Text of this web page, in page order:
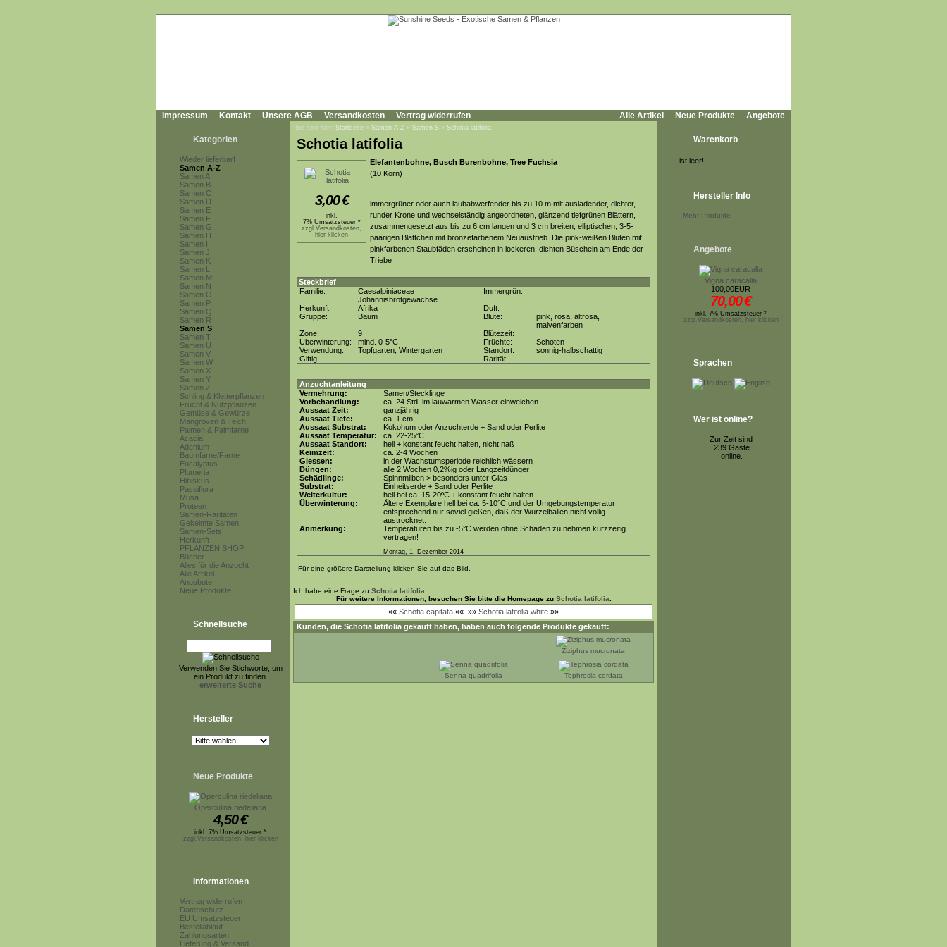
Impressum Kontakt Unsere AGB Versandkosten Vertrag widerrufen Alle Artikel Neue Produkte Angebote
Kategorien
Wieder lieferbar!
Samen A-Z
Samen A
Samen B
Samen C
Samen D
Samen E
Samen F
Samen G
Samen H
Samen I
Samen J
Samen K
Samen L
Samen M
Samen N
Samen O
Samen P
Samen Q
Samen R
Samen S
Samen T
Samen U
Samen V
Samen W
Samen X
Samen Y
Samen Z
Schling & Kletterpflanzen
Frucht & Nutzpflanzen
Gemüse & Gewürze
Mangroven & Teich
Palmen & Palmfarne
Acacia
Adenium
Baumfarne/Farne
Eucalyptus
Plumeria
Hibiskus
Passiflora
Musa
Proteen
Samen-Raritäten
Gekeimte Samen
Samen-Sets
Herkunft
PFLANZEN SHOP
Bücher
Alles für die Anzucht
Alle Artikel
Angebote
Neue Produkte
Schnellsuche
Verwenden Sie Stichworte, um
ein Produkt zu finden.
erweiterte Suche
Hersteller
Neue Produkte
Operculina riedeliana
4,50€
inkl. 7% Umsatzsteuer *
zzgl.Versandkosten, hier klicken
Informationen
Vertrag widerrufen
Datenschutz
EU Umsatzsteuer
Bestellablauf
Zahlungsarten
Lieferung & Versand
Sie sind hier: Startseite » Samen A-Z » Samen S » Schotia latifolia
Schotia latifolia
3,00€
inkl.
7% Umsatzsteuer *
zzgl.Versandkosten,
hier klicken
Elefantenbohne, Busch Burenbohne, Tree Fuchsia
(10 Korn)
immergrüner oder auch laubabwerfender bis zu 10 m mit ausladender, dichter,
runder Krone und wechselständig angeordneten, glänzend tiefgrünen Blättern,
zusammengesetzt aus bis zu 6 cm langen und 3 cm breiten, elliptischen, 3-5-
paarigen Blättchen mit bronzefarbenem Neuaustrieb. Die pink-weißen Blüten mit
pinkfarbenen Staubfäden erscheinen in lockeren, dichten Büscheln am Ende der
Triebe
Steckbrief
Familie:
Caesalpiniaceae
Johannisbrotgewächse
Immergrün:
Herkunft:
Afrika
Duft:
Gruppe:
Baum Blüte:
pink, rosa, altrosa,
malvenfarben
Zone:
9
Blütezeit:
Überwinterung:
mind. 0-5°C Früchte:
Schoten
Verwendung:
Topfgarten, Wintergarten Standort:
sonnig-halbschattig
Giftig:
Rarität:
Anzuchtanleitung
Vermehrung:
Samen/Stecklinge
Vorbehandlung:
ca. 24 Std. im lauwarmen Wasser einweichen
Aussaat Zeit:
ganzjährig
Aussaat Tiefe:
ca. 1 cm
Aussaat Substrat:
Kokohum oder Anzuchterde + Sand oder Perlite
Aussaat Temperatur:
ca. 22-25°C
Aussaat Standort:
hell + konstant feucht halten, nicht naß
Keimzeit:
ca. 2-4 Wochen
Giessen:
in der Wachstumsperiode reichlich wässern
Düngen:
alle 2 Wochen 0,2%ig oder Langzeitdünger
Schädlinge:
Spinnmilben > besonders unter Glas
Substrat:
Einheitserde + Sand oder Perlite
Weiterkultur:
hell bei ca. 15-20ºC + konstant feucht halten
Überwinterung:
Ältere Exemplare hell bei ca. 5-10°C und der Umgebungstemperatur
entsprechend nur soviel gießen, daß der Wurzelballen nicht völlig
austrocknet.
Anmerkung:
Temperaturen bis zu -5°C werden ohne Schaden zu nehmen kurzzeitig
vertragen!
Montag, 1. Dezember 2014
Für eine größere Darstellung klicken Sie auf das Bild.
Ich habe eine Frage zu Schotia latifolia
Für weitere Informationen, besuchen Sie bitte die Homepage zu Schotia latifolia
«« Schotia capitata «« »» Schotia latifolia white »»
Kunden, die Schotia latifolia gekauft haben, haben auch folgende Produkte gekauft:
Ziziphus mucronata
Senna quadrifolia Tephrosia cordata
Warenkorb
ist leer!
Hersteller Info
- Mehr Produkte
Angebote
Vigna caracalla
100,00EUR
70,00€
inkl. 7% Umsatzsteuer *
zzgl.Versandkosten, hier klicken
Sprachen
Wer ist online?
Zur Zeit sind
239 Gäste
online.